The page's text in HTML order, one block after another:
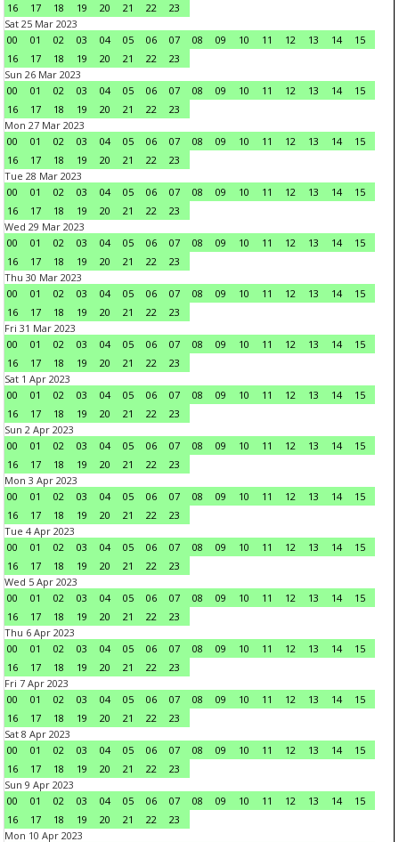
16
17 18 19 20 21 22
23
Sat 25 Mar 2023
00
01 02 03 04 05 06 07 08 09 10 11 12 13 14
15
16
17 18 19 20 21 22
23
Sun 26 Mar 2023
00
01 02 03 04 05 06 07 08 09 10 11 12 13 14
15
16
17 18 19 20 21 22
23
Mon 27 Mar 2023
00
01 02 03 04 05 06 07 08 09 10 11 12 13 14
15
16
17 18 19 20 21 22
23
Tue 28 Mar 2023
00
01 02 03 04 05 06 07 08 09 10 11 12 13 14
15
16
17 18 19 20 21 22
23
Wed 29 Mar 2023
00
01 02 03 04 05 06 07 08 09 10 11 12 13 14
15
16
17 18 19 20 21 22
23
Thu 30 Mar 2023
00
01 02 03 04 05 06 07 08 09 10 11 12 13 14
15
16
17 18 19 20 21 22
23
Fri 31 Mar 2023
00
01 02 03 04 05 06 07 08 09 10 11 12 13 14
15
16
17 18 19 20 21 22
23
Sat 1 Apr 2023
00
01 02 03 04 05 06 07 08 09 10 11 12 13 14
15
16
17 18 19 20 21 22
23
Sun 2 Apr 2023
00
01 02 03 04 05 06 07 08 09 10 11 12 13 14
15
16
17 18 19 20 21 22
23
Mon 3 Apr 2023
00
01 02 03 04 05 06 07 08 09 10 11 12 13 14
15
16
17 18 19 20 21 22
23
Tue 4 Apr 2023
00
01 02 03 04 05 06 07 08 09 10 11 12 13 14
15
16
17 18 19 20 21 22
23
Wed 5 Apr 2023
00
01 02 03 04 05 06 07 08 09 10 11 12 13 14
15
16
17 18 19 20 21 22
23
Thu 6 Apr 2023
00
01 02 03 04 05 06 07 08 09 10 11 12 13 14
15
16
17 18 19 20 21 22
23
Fri 7 Apr 2023
00
01 02 03 04 05 06 07 08 09 10 11 12 13 14
15
16
17 18 19 20 21 22
23
Sat 8 Apr 2023
00
01 02 03 04 05 06 07 08 09 10 11 12 13 14
15
16
17 18 19 20 21 22
23
Sun 9 Apr 2023
00
01 02 03 04 05 06 07 08 09 10 11 12 13 14
15
16
17 18 19 20 21 22
23
Mon 10 Apr 2023